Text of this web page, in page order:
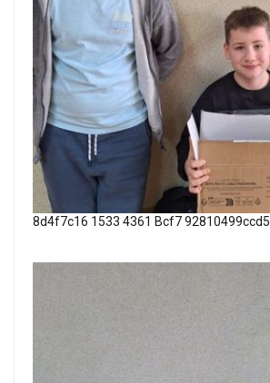
8d4f7c16 1533 4361 Bcf7 92810499ccd5